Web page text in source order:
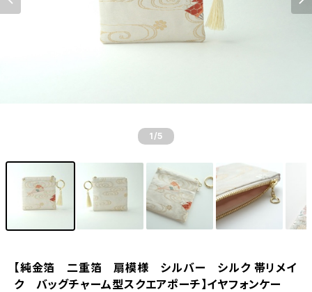
1 /5
【純金箔 二重箔 扇模様 シルバー シルク 帯リメイ
ク バッグチャーム型スクエアポーチ】イヤフォンケー